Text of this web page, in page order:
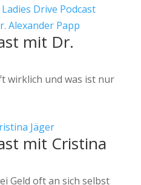
Ladies Drive Podcast
mit Dr.
wirklich und was ist nur
mit Cristina
Geld oft an sich selbst